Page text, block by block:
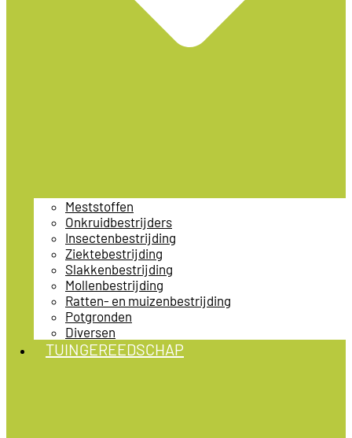
Meststoffen
Onkruidbestrijders
Insectenbestrijding
Ziektebestrijding
Slakkenbestrijding
Mollenbestrijding
Ratten- en muizenbestrijding
Potgronden
Diversen
TUINGEREEDSCHAP